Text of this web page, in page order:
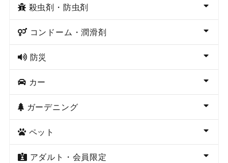
殺虫剤・防虫剤
コンドーム・潤滑剤
防災
カー
ガーデニング
ペット
アダルト・会員限定